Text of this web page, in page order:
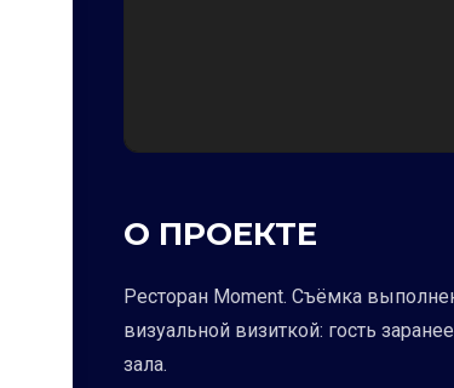
О ПРОЕКТЕ
Ресторан Moment. Съёмка
визуальной визиткой: гость
зала.